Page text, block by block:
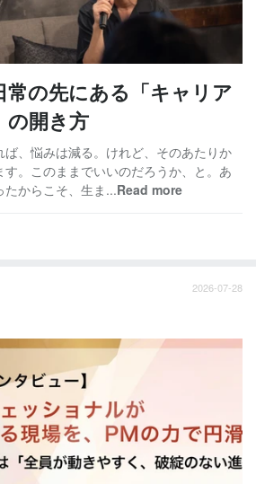
常の先にある「キャリア
の開き方
、悩みは減る。けれど、そのあたりか
す。このままでいいのだろうか、と。あ
たからこそ、生ま...Read more
2026-07-28